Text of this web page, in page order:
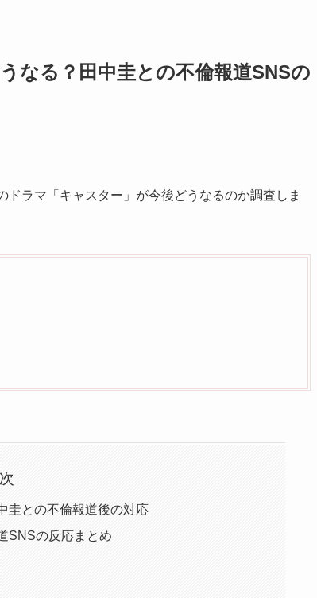
なる？田中圭との不倫報道SNSの
ラマ「キャスター」が今後どうなるのか調査しま
圭との不倫報道後の対応
SNSの反応まとめ